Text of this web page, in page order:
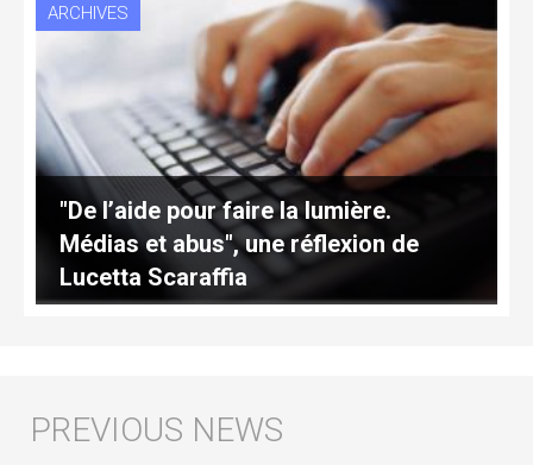
ARCHIVES
"De l’aide pour faire la lumière.
Médias et abus", une réflexion de
Lucetta Scaraffia